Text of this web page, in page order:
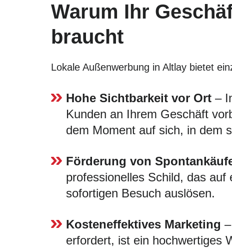
Warum Ihr
braucht
Lokale Außenwerbung in Altlay bietet
Hohe Sichtbarkeit vor Ort –
Kunden an Ihrem Geschäft
dem Moment auf sich, in dem
Förderung von
professionelles Schild, das
sofortigen Besuch auslösen.
Kosteneffektives Marketing
erfordert, ist ein hochwertiges